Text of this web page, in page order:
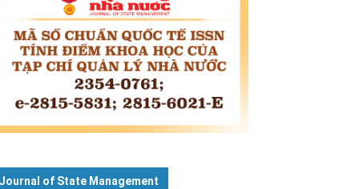
Journal of State Management